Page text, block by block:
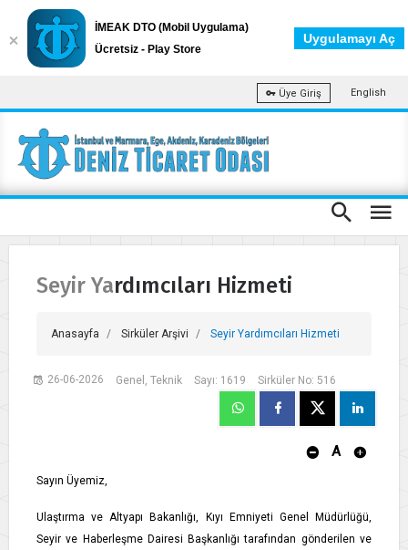
Üye Giriş English
Seyir Yardımcıları Hizmeti
Anasayfa Sirküler Arşivi Seyir Yardımcıları Hizmeti
26-06-2026 Genel, Teknik Sayı: 1619 Sirküler No: 516
A
Sayın Üyemiz,
Ulaştırma ve Altyapı Bakanlığı, Kıyı Emniyeti Genel Müdürlüğü,
Seyir ve Haberleşme Dairesi Başkanlığı tarafından gönderilen ve
İMEAK DTO (Mobil Uygulama)
Ücretsiz - Play Store
Uygulamayı Aç